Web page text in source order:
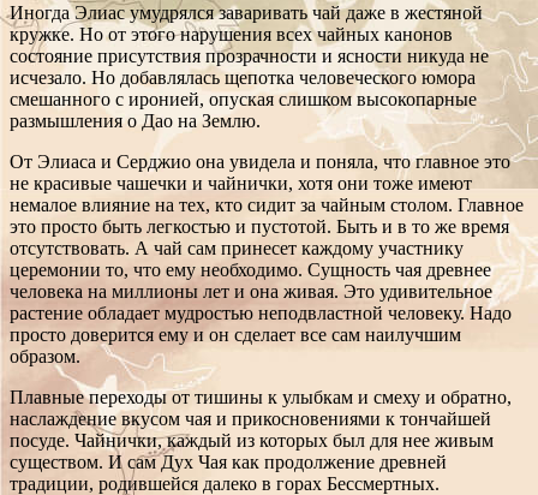
Иногда Элиас умудрялся заваривать чай даже в жестяной
кружке. Но от этого нарушения всех чайных канонов
состояние присутствия прозрачности и ясности никуда не
исчезало. Но добавлялась щепотка человеческого юмора
смешанного с иронией, опуская слишком высокопарные
размышления о Дао на Землю.
От Элиаса и Серджио она увидела и поняла, что главное это
не красивые чашечки и чайнички, хотя они тоже имеют
немалое влияние на тех, кто сидит за чайным столом. Главное
это просто быть легкостью и пустотой. Быть и в то же время
отсутствовать. А чай сам принесет каждому участнику
церемонии то, что ему необходимо. Сущность чая древнее
человека на миллионы лет и она живая. Это удивительное
растение обладает мудростью неподвластной человеку. Надо
просто доверится ему и он сделает все сам наилучшим
образом.
Плавные переходы от тишины к улыбкам и смеху и обратно,
наслаждение вкусом чая и прикосновениями к тончайшей
посуде. Чайнички, каждый из которых был для нее живым
существом. И сам Дух Чая как продолжение древней
традиции, родившейся далеко в горах Бессмертных.